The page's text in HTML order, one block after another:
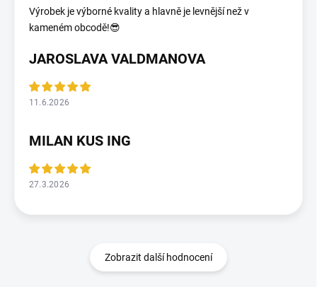
Výrobek je výborné kvality a hlavně je levnější než v
kameném obcodě!😎
JAROSLAVA VALDMANOVA
11.6.2026
MILAN KUS ING
27.3.2026
Zobrazit další hodnocení